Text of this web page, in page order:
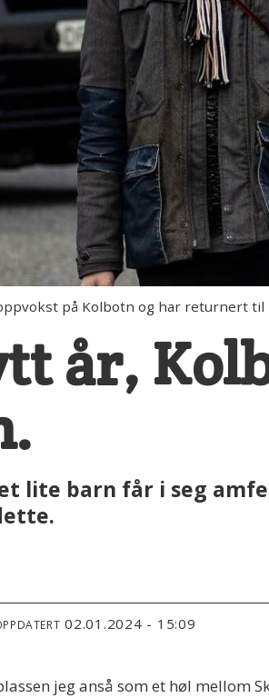
på Kolbotn og har returnert
år,
lite barn får i seg
02.01.2024 - 15:09
jeg anså som et høl mellom